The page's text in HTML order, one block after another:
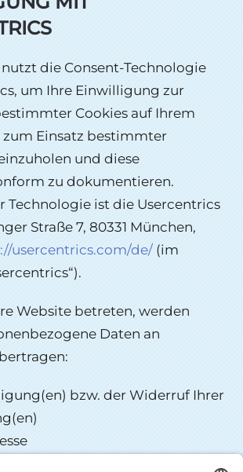
nutzt die Consent-Technologie
um Ihre Einwilligung zur
Cookies auf Ihrem
zum Einsatz bestimmter
und diese
zu dokumentieren.
Technologie ist die Usercentrics
Straße 7, 80331 München,
usercentrics.com/de/ (im
Website betreten, werden
Daten an
bzw. der Widerruf Ihrer